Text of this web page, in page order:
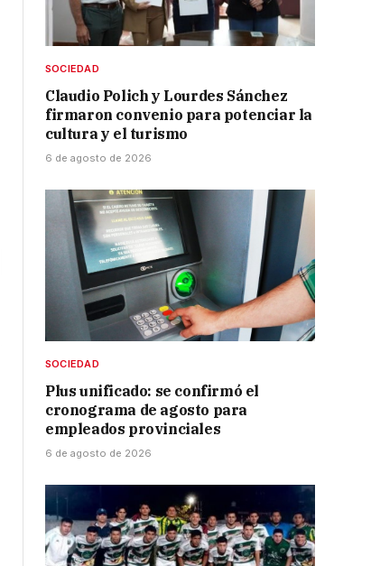
SOCIEDAD
Claudio Polich y Lourdes Sánchez
firmaron convenio para potenciar la
cultura y el turismo
6 de agosto de 2026
SOCIEDAD
Plus unificado: se confirmó el
cronograma de agosto para
empleados provinciales
6 de agosto de 2026